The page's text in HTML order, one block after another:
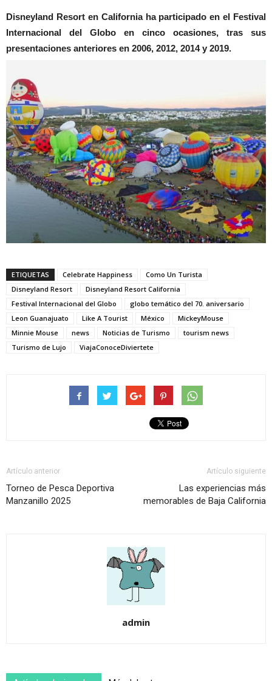
Disneyland Resort en California ha participado en el Festival
Internacional del Globo en cinco ocasiones, tras sus
presentaciones anteriores en 2006, 2012, 2014 y 2019.
ETIQUETAS Celebrate Happiness
Como Un Turista
Disneyland Resort
Disneyland Resort California
Festival Internacional del Globo
globo temático del 70. aniversario
Leon Guanajuato
Like A Tourist México
MickeyMouse
Minnie Mouse
news Noticias de Turismo
tourism news
Turismo de Lujo
ViajaConoceDiviertete
Artículo anterior
Torneo de Pesca Deportiva
Manzanillo 2025
Artículo siguiente
Las experiencias más
memorables de Baja California
admin